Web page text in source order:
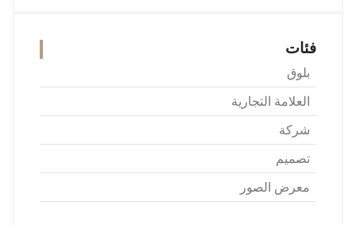
فئات
بلوق
العلامة التجارية
شركة
تصميم
معرض الصور